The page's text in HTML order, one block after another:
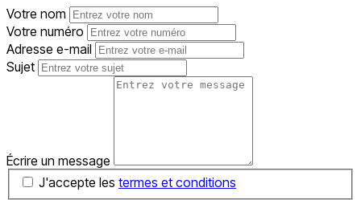
Votre nom
Votre numéro
Adresse e-mail
Sujet
Écrire un message
J'accepte les termes et conditions